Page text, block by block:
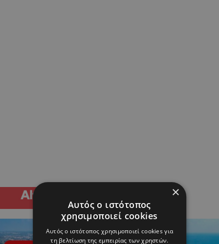
×
Αυτός ο ιστότοπος
χρησιμοποιεί cookies
Αυτός ο ιστότοπος χρησιμοποιεί cookies για
τη βελτίωση της εμπειρίας των χρηστών.